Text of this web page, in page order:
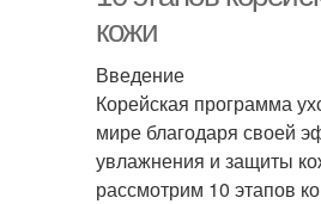
кожи
Введение
Корейская программа
мире благодаря своей
увлажнения и защиты
рассмотрим 10 этапов